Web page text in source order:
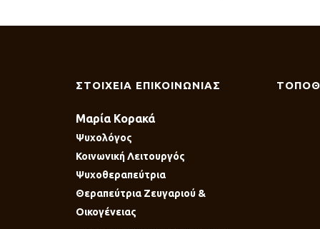
ΣΤΟΙΧΕΙΑ ΕΠΙΚΟΙΝΩΝΙΑΣ
Μαρία Κορακά
Ψυχολόγος
Κοινωνική Λειτουργός
Ψυχοθεραπεύτρια
Θεραπεύτρια Ζευγαριού &
Οικογένειας